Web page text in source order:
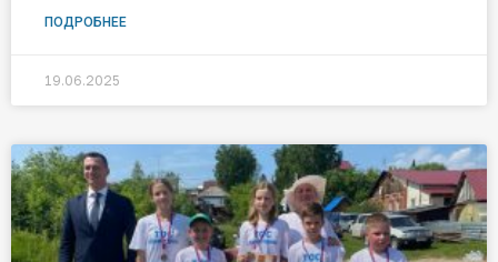
ПОДРОБНЕЕ
19.06.2025